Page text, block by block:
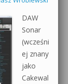
DAW
Sonar
(wcześni
ej znany
jako
Cakewal